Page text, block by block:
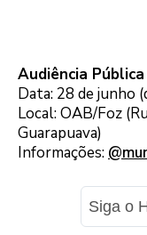
Audiência Pública
Data: 28 de junho
Local: OAB/Foz
Guarapuava)
Informações:
Siga o